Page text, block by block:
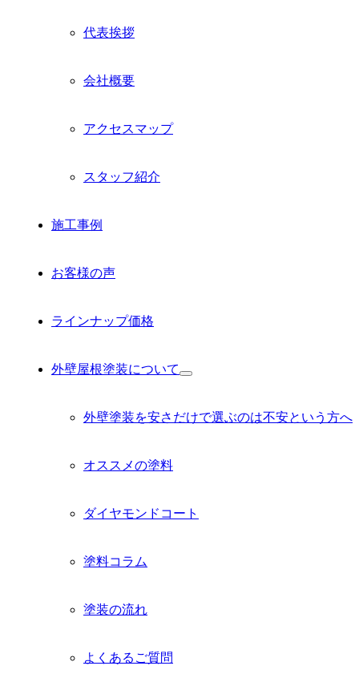
代表挨拶
会社概要
アクセスマップ
スタッフ紹介
施工事例
お客様の声
ラインナップ価格
外壁屋根塗装について
サ
ニ
外壁塗装を安さだけで選ぶのは不安という方へ
オススメの塗料
ダイヤモンドコート
塗料コラム
塗装の流れ
よくあるご質問